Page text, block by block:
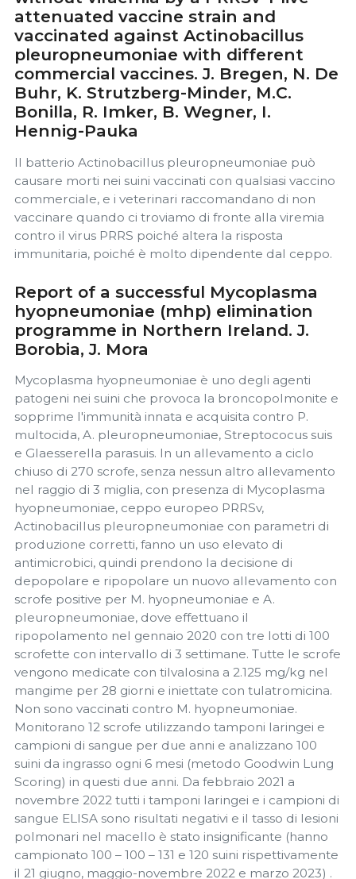
attenuated vaccine strain and
vaccinated against Actinobacillus
pleuropneumoniae with different
commercial vaccines. J. Bregen, N. De
Buhr, K. Strutzberg-Minder, M.C.
Bonilla, R. Imker, B. Wegner, I.
Hennig-Pauka
Il batterio Actinobacillus pleuropneumoniae può
causare morti nei suini vaccinati con qualsiasi vaccino
commerciale, e i veterinari raccomandano di non
vaccinare quando ci troviamo di fronte alla viremia
contro il virus PRRS poiché altera la risposta
immunitaria, poiché è molto dipendente dal ceppo.
Report of a successful Mycoplasma
hyopneumoniae (mhp) elimination
programme in Northern Ireland. J.
Borobia, J. Mora
Mycoplasma hyopneumoniae è uno degli agenti
patogeni nei suini che provoca la broncopolmonite e
sopprime l'immunità innata e acquisita contro P.
multocida, A. pleuropneumoniae, Streptococus suis
e Glaesserella parasuis. In un allevamento a ciclo
chiuso di 270 scrofe, senza nessun altro allevamento
nel raggio di 3 miglia, con presenza di Mycoplasma
hyopneumoniae, ceppo europeo PRRSv,
Actinobacillus pleuropneumoniae con parametri di
produzione corretti, fanno un uso elevato di
antimicrobici, quindi prendono la decisione di
depopolare e ripopolare un nuovo allevamento con
scrofe positive per M. hyopneumoniae e A.
pleuropneumoniae, dove effettuano il
ripopolamento nel gennaio 2020 con tre lotti di 100
scrofette con intervallo di 3 settimane. Tutte le scrofe
vengono medicate con tilvalosina a 2.125 mg/kg nel
mangime per 28 giorni e iniettate con tulatromicina.
Non sono vaccinati contro M. hyopneumoniae.
Monitorano 12 scrofe utilizzando tamponi laringei e
campioni di sangue per due anni e analizzano 100
suini da ingrasso ogni 6 mesi (metodo Goodwin Lung
Scoring) in questi due anni. Da febbraio 2021 a
novembre 2022 tutti i tamponi laringei e i campioni di
sangue ELISA sono risultati negativi e il tasso di lesioni
polmonari nel macello è stato insignificante (hanno
campionato 100 – 100 – 131 e 120 suini rispettivamente
il 21 giugno, maggio-novembre 2022 e marzo 2023) .